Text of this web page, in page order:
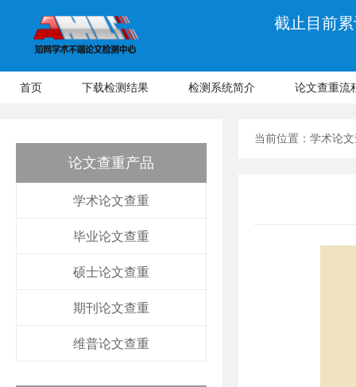
截止目前
首页 下载检测结果 检测系统简介 论文查重流
论文查重产品
学术论文查重
毕业论文查重
硕士论文查重
期刊论文查重
维普论文查重
当前位置： 学术论